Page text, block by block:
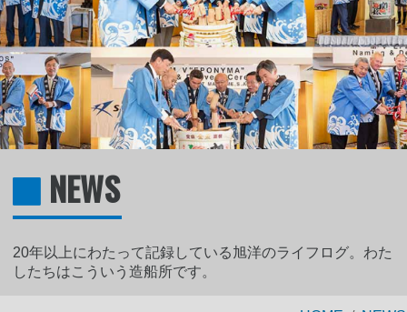
NEWS
20年以上にわたって記録している旭洋のライフログ。わた
したちはこういう造船所です。